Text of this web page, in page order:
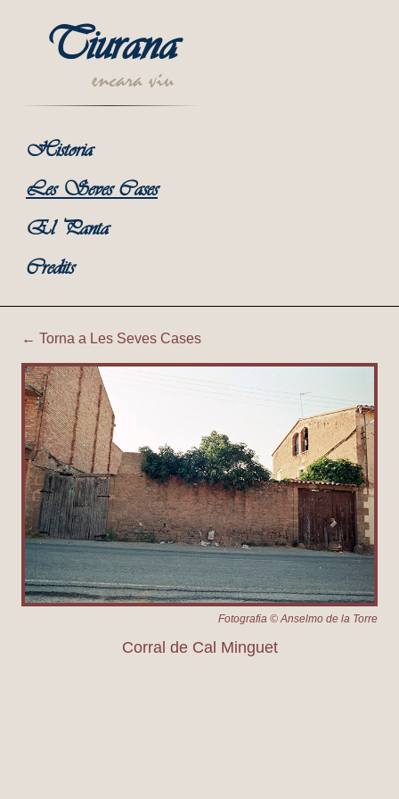
Tiurana
encara viu
Historia
Les Seves Cases
El Panta
Credits
Tiurana | Corral de Cal
← Torna a Les Seves Cases
Fotografia © Anselmo de la Torre
Corral de Cal Minguet